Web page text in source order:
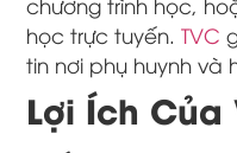
học trực tuyến. TVC
tin nơi phụ huynh và
Lợi Ích Của